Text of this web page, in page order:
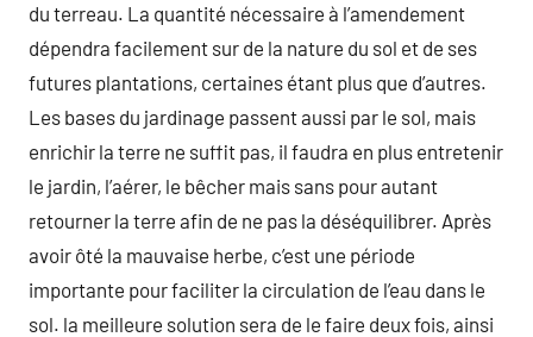
du terreau. La quantité nécessaire à l’amendement
dépendra facilement sur de la nature du sol et de ses
futures plantations, certaines étant plus que d’autres.
Les bases du jardinage passent aussi par le sol, mais
enrichir la terre ne suffit pas, il faudra en plus entretenir
le jardin, l’aérer, le bêcher mais sans pour autant
retourner la terre afin de ne pas la déséquilibrer. Après
avoir ôté la mauvaise herbe, c’est une période
importante pour faciliter la circulation de l’eau dans le
sol. la meilleure solution sera de le faire deux fois, ainsi